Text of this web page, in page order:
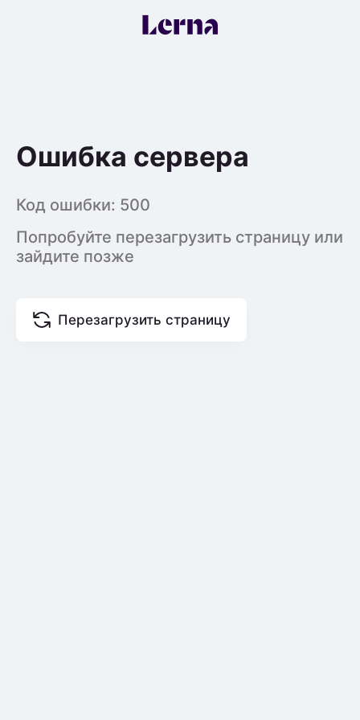
Ошибка сервера
Код ошибки: 500
Попробуйте перезагрузить страницу или
зайдите позже
Перезагрузить страницу